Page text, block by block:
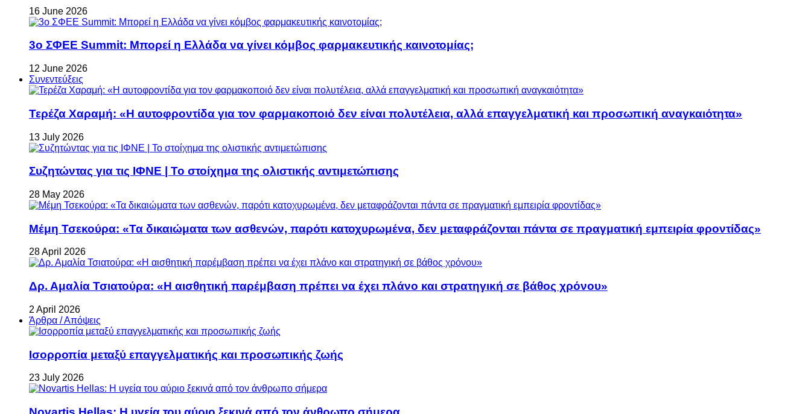
16 June 2026
3ο ΣΦΕΕ Summit: Μπορεί η Ελλάδα να γίνει κόμβος φαρμακευτικής καινοτομίας;
12 June 2026
Συνεντεύξεις
Τερέζα Χαραμή: «Η αυτοφροντίδα για τον φαρμακοποιό δεν είναι πολυτέλεια, αλλά επαγγελματική και προσωπική αναγκαιότητα»
13 July 2026
Συζητώντας για τις ΙΦΝΕ | Το στοίχημα της ολιστικής αντιμετώπισης
28 May 2026
Μέμη Τσεκούρα: «Τα δικαιώματα των ασθενών, παρότι κατοχυρωμένα, δεν μεταφράζονται πάντα σε πραγματική εμπειρία φροντίδας»
28 April 2026
Δρ. Αμαλία Τσιατούρα: «Η αισθητική παρέμβαση πρέπει να έχει πλάνο και στρατηγική σε βάθος χρόνου»
2 April 2026
Άρθρα / Απόψεις
Ισορροπία μεταξύ επαγγελματικής και προσωπικής ζωής
23 July 2026